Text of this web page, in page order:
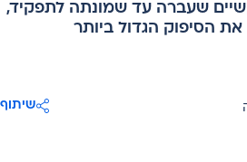
שעברה עד שמונתה לתפקיד,
הסיפוק הגדול ביותר
שיתוף